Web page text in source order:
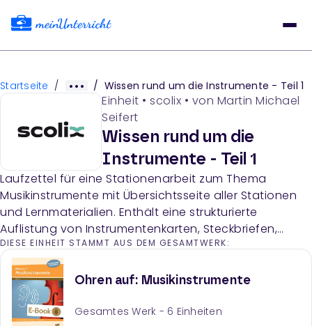
Startseite / / Wissen rund um die Instrumente - Teil 1
Einheit • scolix • von Martin Michael
Seifert
Wissen rund um die
Instrumente - Teil 1
Laufzettel für eine Stationenarbeit zum Thema
Musikinstrumente mit Übersichtsseite aller Stationen
und Lernmaterialien. Enthält eine strukturierte
Auflistung von Instrumentenkarten, Steckbriefen,
Puzzles und Informationsmaterialien zu
verschiedenen Instrumentenfamilien und
Tonentwicklung.
DIESE EINHEIT STAMMT AUS DEM GESAMTWERK:
Ohren auf: Musikinstrumente
Gesamtes Werk - 6 Einheiten